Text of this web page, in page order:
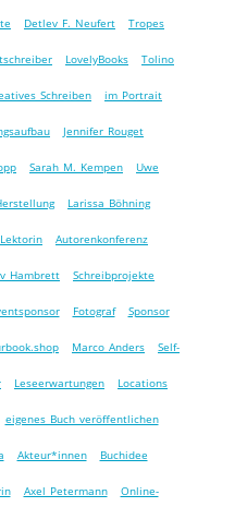
Detlev F. Neufert Tropes
LovelyBooks Tolino
Schreiben im Portrait
Jennifer Rouget
Sarah M. Kempen Uwe
Larissa Böhning
Lektorin Autorenkonferenz
Hambrett Schreibprojekte
Fotograf Sponsor
Marco Anders Self-
Leseerwartungen Locations
eigenes Buch veröffentlichen
Akteur*innen Buchidee
Axel Petermann Online-